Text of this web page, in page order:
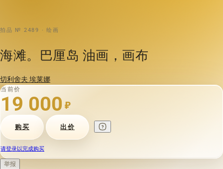
拍品 № 2489 · 绘画
海滩。巴厘岛 油画，画布
切利舍夫 埃莱娜
当前价
19 000 ₽
购买 出价
请登录以完成购买
举报